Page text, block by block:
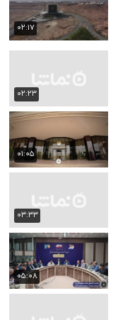
۰۲:۱۷
۰۲:۲۳
۰۱:۰۵
۰۳:۳۳
۰۵:۰۸